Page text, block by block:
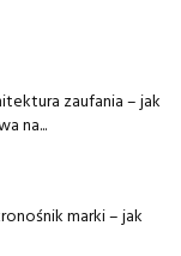
zaufania – jak
na...
marki – jak